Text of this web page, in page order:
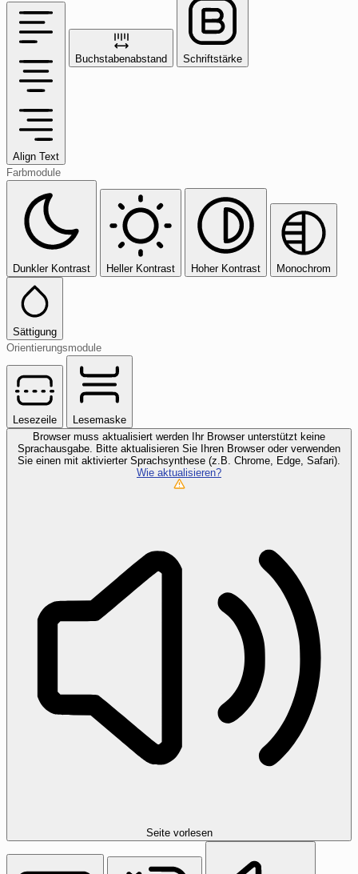
Align Text
Buchstabenabstand Schriftstärke
Farbmodule
Dunkler Kontrast Heller Kontrast Hoher Kontrast Monochrom
Sättigung
Orientierungsmodule
Lesezeile
Lesemaske
Browser muss aktualisiert werden
Ihr Browser unterstützt keine
Sprachausgabe. Bitte aktualisieren Sie Ihren Browser oder verwenden
Sie einen mit aktivierter Sprachsynthese (z.B. Chrome, Edge, Safari).
Wie aktualisieren?
Seite vorlesen